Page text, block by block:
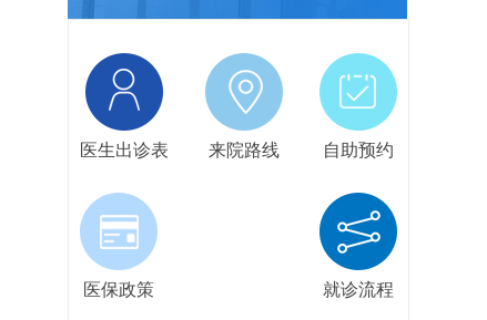
医生出诊表 来院路线 自助预约
医保政策 就诊流程